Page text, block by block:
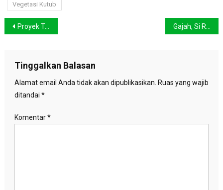
Vegetasi Kutub
Navigasi
Proyek Transfer Air Antar Lembah di Barat AS Sumbang 85 Persen Emisi Gas Rumah Kaca Gajah, Si Raksasa yang Terancam Punah dan Upaya Konservasinya
Tinggalkan Balasan
Alamat email Anda tidak akan dipublikasikan. Ruas yang wajib
ditandai *
Komentar*